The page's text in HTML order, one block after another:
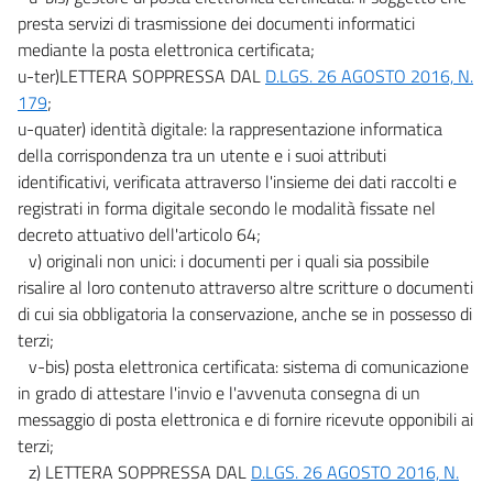
presta servizi di trasmissione dei documenti informatici
mediante la posta elettronica certificata;
u-ter)LETTERA SOPPRESSA DAL D.LGS. 26 AGOSTO 2016, N.
179;
u-quater) identità digitale: la rappresentazione informatica
della corrispondenza tra un utente e i suoi attributi
identificativi, verificata attraverso l'insieme dei dati raccolti e
registrati in forma digitale secondo le modalità fissate nel
decreto attuativo dell'articolo 64;
v) originali non unici: i documenti per i quali sia possibile
risalire al loro contenuto attraverso altre scritture o documenti
di cui sia obbligatoria la conservazione, anche se in possesso di
terzi;
v-bis) posta elettronica certificata: sistema di comunicazione
in grado di attestare l'invio e l'avvenuta consegna di un
messaggio di posta elettronica e di fornire ricevute opponibili ai
terzi;
z) LETTERA SOPPRESSA DAL D.LGS. 26 AGOSTO 2016, N.